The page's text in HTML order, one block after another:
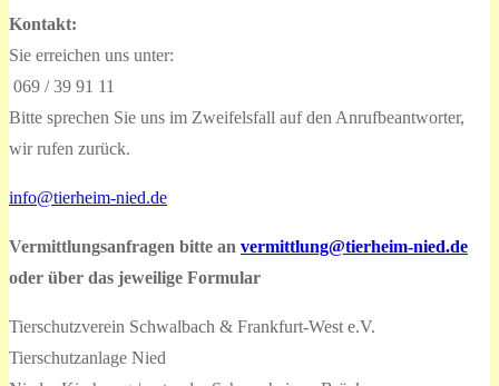
Kontakt:
Sie erreichen uns unter:
069 / 39 91 11
Bitte sprechen Sie uns im Zweifelsfall auf den Anrufbeantworter,
wir rufen zurück.
info@tierheim-nied.de
Vermittlungsanfragen bitte an vermittlung@tierheim-nied.de
oder über das jeweilige Formular
Tierschutzverein Schwalbach & Frankfurt-West e.V.
Tierschutzanlage Nied